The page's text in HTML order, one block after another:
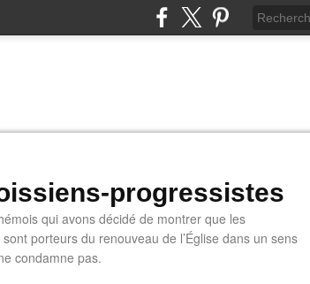
progressistes
qui avons décidé de montrer que les
porteurs du renouveau de l’Église dans un sens
condamne pas.